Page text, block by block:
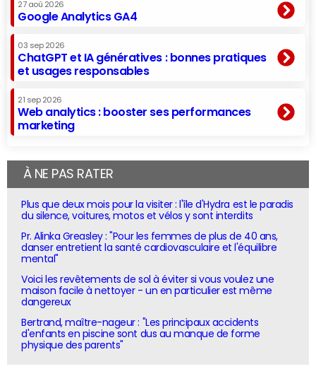
27 aoû 2026
Google Analytics GA4
03 sep 2026
ChatGPT et IA génératives : bonnes pratiques
et usages responsables
21 sep 2026
Web analytics : booster ses performances
marketing
À NE PAS RATER
Plus que deux mois pour la visiter : l'île d'Hydra est le paradis
du silence, voitures, motos et vélos y sont interdits
Pr. Alinka Greasley : "Pour les femmes de plus de 40 ans,
danser entretient la santé cardiovasculaire et l'équilibre
mental"
Voici les revêtements de sol à éviter si vous voulez une
maison facile à nettoyer - un en particulier est même
dangereux
Bertrand, maître-nageur : "Les principaux accidents
d'enfants en piscine sont dus au manque de forme
physique des parents"